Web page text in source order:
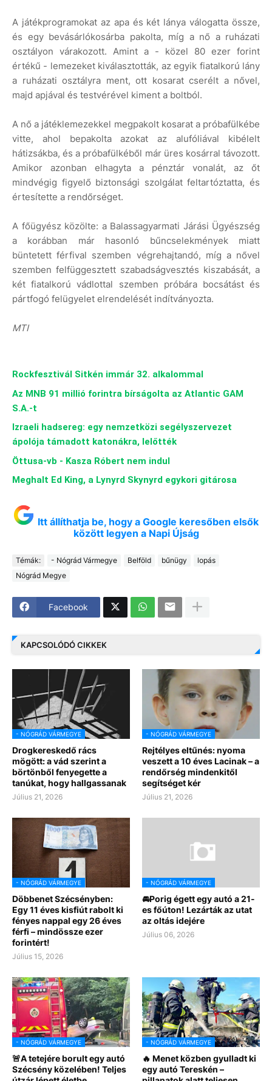
A játékprogramokat az apa és két lánya válogatta össze,
és egy bevásárlókosárba pakolta, míg a nő a ruházati
osztályon várakozott. Amint a - közel 80 ezer forint
értékű - lemezeket kiválasztották, az egyik fiatalkorú lány
a ruházati osztályra ment, ott kosarat cserélt a nővel,
majd apjával és testvérével kiment a boltból.
A nő a játéklemezekkel megpakolt kosarat a próbafülkébe
vitte, ahol bepakolta azokat az alufóliával kibélelt
hátizsákba, és a próbafülkéből már üres kosárral távozott.
Amikor azonban elhagyta a pénztár vonalát, az őt
mindvégig figyelő biztonsági szolgálat feltartóztatta, és
értesítette a rendőrséget.
A főügyész közölte: a Balassagyarmati Járási Ügyészség
a korábban már hasonló bűncselekmények miatt
büntetett férfival szemben végrehajtandó, míg a nővel
szemben felfüggesztett szabadságvesztés kiszabását, a
két fiatalkorú vádlottal szemben próbára bocsátást és
pártfogó felügyelet elrendelését indítványozta.
MTI
Rockfesztivál Sitkén immár 32. alkalommal
Az MNB 91 millió forintra bírságolta az Atlantic GAM
S.A.-t
Izraeli hadsereg: egy nemzetközi segélyszervezet
ápolója támadott katonákra, lelőtték
Öttusa-vb - Kasza Róbert nem indul
Meghalt Ed King, a Lynyrd Skynyrd egykori gitárosa
Itt állíthatja be, hogy a Google keresőben elsők
között legyen a Napi Újság
Témák: - Nógrád Vármegye Belföld bűnügy
lopás
Nógrád Megye
Facebook
KAPCSOLÓDÓ CIKKEK
- NÓGRÁD VÁRMEGYE
Drogkereskedő rács
mögött: a vád szerint a
börtönből fenyegette a
tanúkat, hogy hallgassanak
Július 21, 2026
- NÓGRÁD VÁRMEGYE
Rejtélyes eltűnés: nyoma
veszett a 10 éves Lacinak – a
rendőrség mindenkitől
segítséget kér
Július 21, 2026
- NÓGRÁD VÁRMEGYE
Döbbenet Szécsényben:
Egy 11 éves kisfiút rabolt ki
fényes nappal egy 26 éves
férfi – mindössze ezer
forintért!
Július 15, 2026
- NÓGRÁD VÁRMEGYE
🚘Porig égett egy autó a 21-
es főúton! Lezárták az utat
az oltás idejére
Július 06, 2026
- NÓGRÁD VÁRMEGYE
🚨A tetejére borult egy autó
Szécsény közelében! Teljes
- NÓGRÁD VÁRMEGYE
🔥 Menet közben gyulladt ki
egy autó Tereskén –